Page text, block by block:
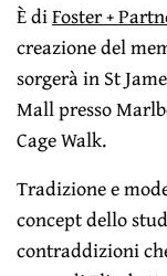
È diFoster +
creazione del
sorgerà in St
Mall presso
Cage Walk.
Tradizione e
concept dello
contraddizioni